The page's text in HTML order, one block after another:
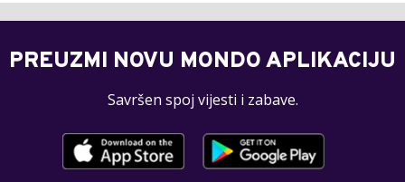
PREUZMI NOVU MONDO APLIKACIJU
Savršen spoj vijesti i zabave.